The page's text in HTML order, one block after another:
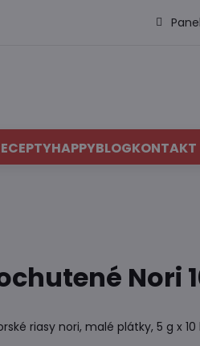
HAPPYBLOGKONTAKT
Nori
riasy nori, malé plátky, 5 g x 10